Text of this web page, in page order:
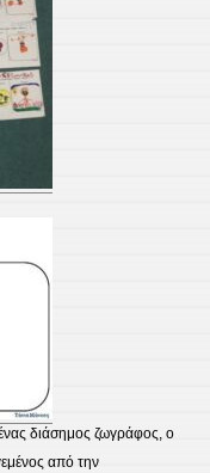
ένας διάσημος ζωγράφος, ο
από την